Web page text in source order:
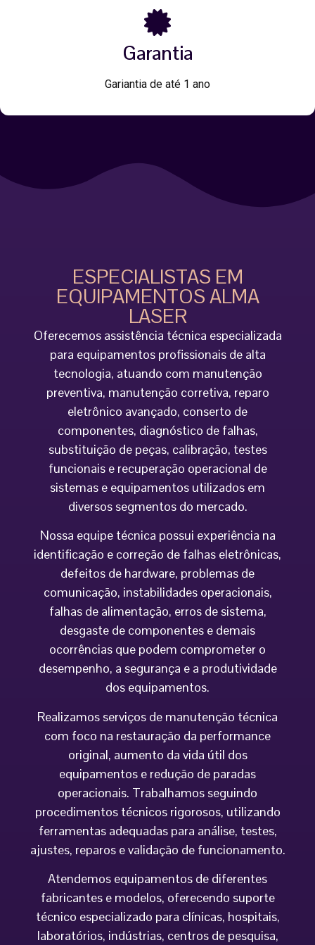
Garantia
Gariantia de até 1 ano
ESPECIALISTAS EM
EQUIPAMENTOS ALMA
LASER
Oferecemos assistência técnica especializada
para equipamentos profissionais de alta
tecnologia, atuando com manutenção
preventiva, manutenção corretiva, reparo
eletrônico avançado, conserto de
componentes, diagnóstico de falhas,
substituição de peças, calibração, testes
funcionais e recuperação operacional de
sistemas e equipamentos utilizados em
diversos segmentos do mercado.
Nossa equipe técnica possui experiência na
identificação e correção de falhas eletrônicas,
defeitos de hardware, problemas de
comunicação, instabilidades operacionais,
falhas de alimentação, erros de sistema,
desgaste de componentes e demais
ocorrências que podem comprometer o
desempenho, a segurança e a produtividade
dos equipamentos.
Realizamos serviços de manutenção técnica
com foco na restauração da performance
original, aumento da vida útil dos
equipamentos e redução de paradas
operacionais. Trabalhamos seguindo
procedimentos técnicos rigorosos, utilizando
ferramentas adequadas para análise, testes,
ajustes, reparos e validação de funcionamento.
Atendemos equipamentos de diferentes
fabricantes e modelos, oferecendo suporte
técnico especializado para clínicas, hospitais,
laboratórios, indústrias, centros de pesquisa,